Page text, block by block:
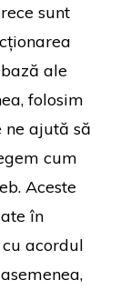
sunt
ale
folosim
ajută să
cum
Aceste
în
acordul